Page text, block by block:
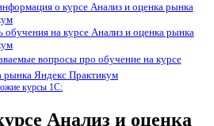
о курсе Анализ и оценка рынка
обучения на курсе Анализ и оценка рынка
вопросы про обучение на курсе
рынка Яндекс Практикум
курсы 1С:
Анализ и оценка